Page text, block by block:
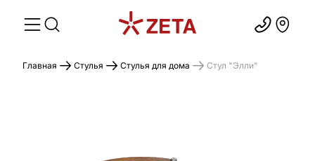
Главная Стулья Стулья для дома Стул "Элли"